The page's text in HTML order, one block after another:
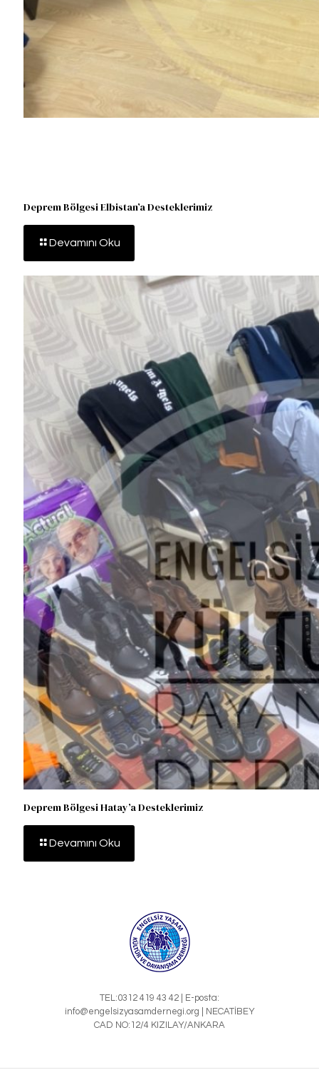
Deprem Bölgesi Elbistan’a Desteklerimiz
Devamını Oku
Deprem Bölgesi Hatay’a Desteklerimiz
Devamını Oku
TEL:0312 419 43 42 | E-posta:
info@engelsizyasamdernegi.org | NECATİBEY
CAD NO:12/4 KIZILAY/ANKARA